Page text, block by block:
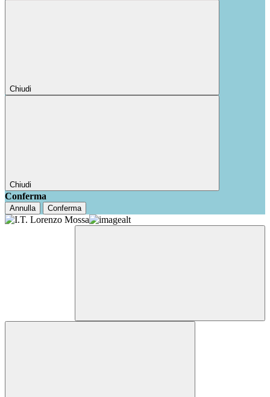
Chiudi
Chiudi
Conferma
Annulla Conferma